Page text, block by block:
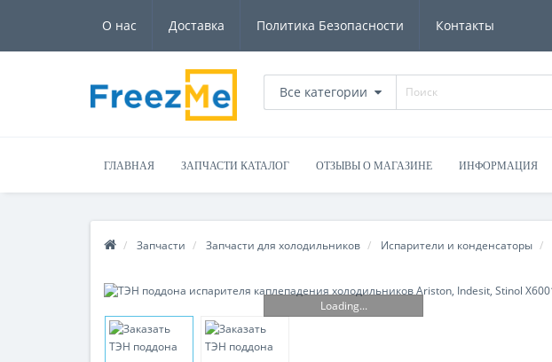
О нас Доставка Политика Безопасности Контакты
Все категории
ГЛАВНАЯ ЗАПЧАСТИ КАТАЛОГ ОТЗЫВЫ О МАГАЗИНЕ ИНФОРМАЦИЯ
Запчасти Запчасти для холодильников Испарители и конденсаторы
Loading...